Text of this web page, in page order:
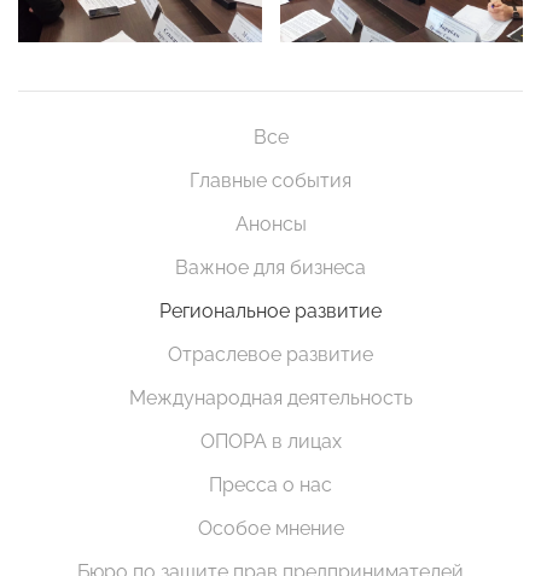
Все
Главные события
Анонсы
Важное для бизнеса
Региональное развитие
Отраслевое развитие
Международная деятельность
ОПОРА в лицах
Пресса о нас
Особое мнение